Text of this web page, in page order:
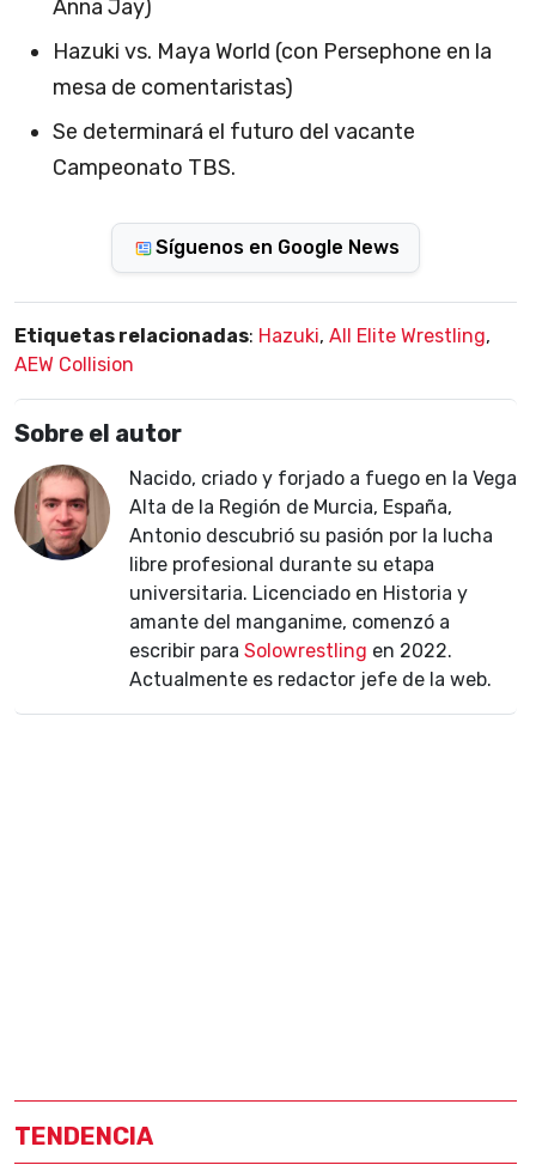
Anna Jay)
Hazuki vs. Maya World (con Persephone en la
mesa de comentaristas)
Se determinará el futuro del vacante
Campeonato TBS.
Síguenos en Google News
Etiquetas relacionadas: Hazuki, All Elite Wrestling,
AEW Collision
Sobre el autor
Nacido, criado y forjado a fuego en la Vega
Alta de la Región de Murcia, España,
Antonio descubrió su pasión por la lucha
libre profesional durante su etapa
universitaria. Licenciado en Historia y
amante del manganime, comenzó a
escribir para Solowrestling en 2022.
Actualmente es redactor jefe de la web.
TENDENCIA